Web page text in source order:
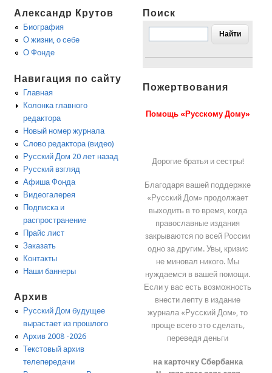
Александр Крутов
Биография
О жизни, о себе
О Фонде
Навигация по сайту
Главная
Колонка главного
редактора
Новый номер журнала
Слово редактора (видео)
Русский Дом 20 лет назад
Русский взгляд
Афиша Фонда
Видеогалерея
Подписка и
распространение
Прайс лист
Заказать
Контакты
Наши баннеры
Архив
Русский Дом будущее
вырастает из прошлого
Архив 2008 -2026
Текстовый архив
телепередачи
Поиск
Пожертвования
Помощь «Русскому Дому»
Дорогие братья и сестры!
Благодаря вашей поддержке
«Русский Дом» продолжает
выходить в то время, когда
православные издания
закрываются по всей России
одно за другим. Увы, кризис
не миновал никого. Мы
нуждаемся в вашей помощи.
Если у вас есть возможность
внести лепту в издание
журнала «Русский Дом», то
проще всего это сделать,
переведя деньги
на карточку Сбербанка